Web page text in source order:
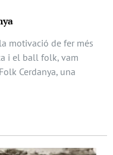
motivació de fer més
i el ball folk, vam
Cerdanya, una